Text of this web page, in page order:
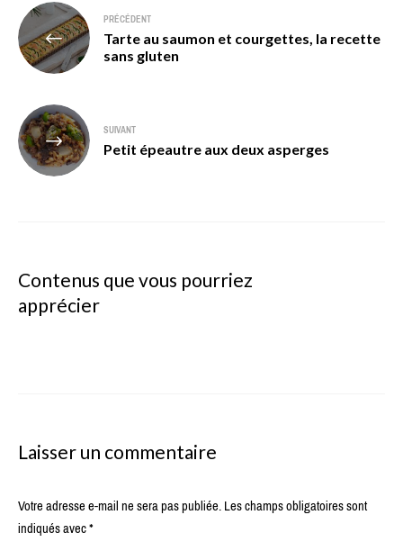
Navigation
de
l’article
PRÉCÉDENT
Tarte au saumon et courgettes, la recette
sans gluten
SUIVANT
Petit épeautre aux deux asperges
Contenus que vous pourriez
apprécier
Laisser un commentaire
Votre adresse e-mail ne sera pas publiée.Les champs obligatoires sont
indiqués avec*